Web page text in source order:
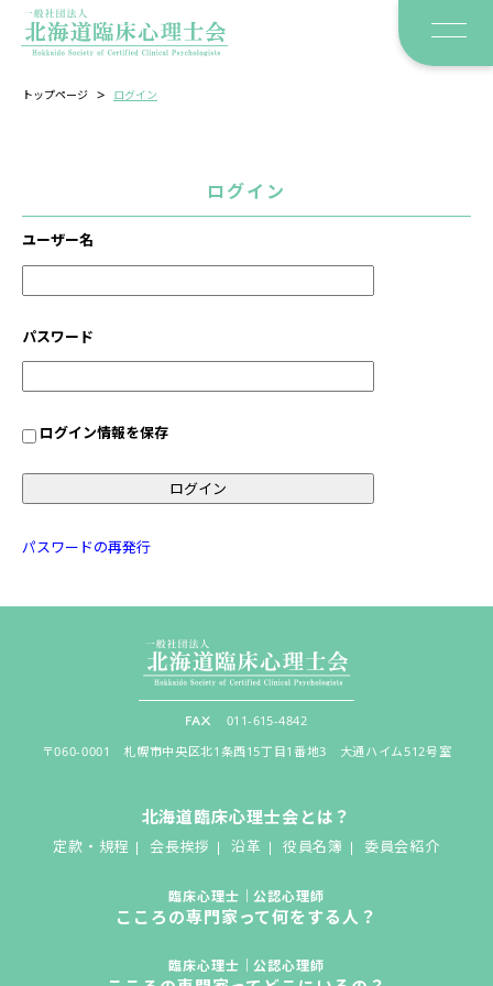
トップページ > ログイン
ログイン
ユーザー名
パスワード
ログイン情報を保存
パスワードの再発行
011-615-4842
〒060-0001 札幌市中央区北1条西15丁目1番地3 大通ハイム512号室
北海道臨床心理士会とは？
定款・規程 会長挨拶 沿革 役員名簿 委員会紹介
臨床心理士｜公認心理師
こころの専門家って何をする人？
臨床心理士｜公認心理師